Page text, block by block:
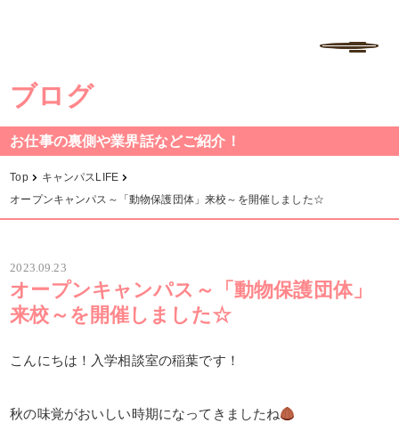
学校法人中村学園 専門学校ちば愛犬動物フラワー学園
MENU
ブログ
お仕事の裏側や業界話などご紹介！
Top
キャンパスLIFE
オープンキャンパス～「動物保護団体」来校～を開催しました☆
2023.09.23
オープンキャンパス～「動物保護団体」
来校～を開催しました☆
こんにちは！入学相談室の稲葉です！
秋の味覚がおいしい時期になってきましたね